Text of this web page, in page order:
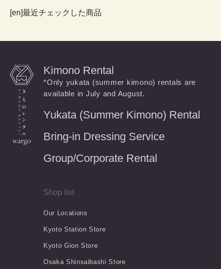
[en]最近チェックした商品
Kimono Rental
*Only yukata (summer kimono) rentals are
available in July and August.
Yukata (Summer Kimono) Rental
Bring-in Dressing Service
Group/Corporate Rental
Shop list
Our Locations
Kyoto Station Store
Kyoto Gion Store
Osaka Shinsaibashi Store